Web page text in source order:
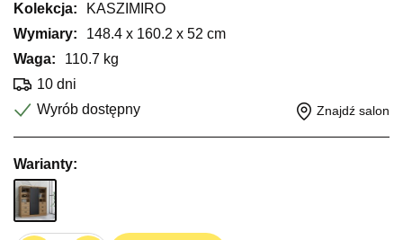
Kolekcja:
KASZIMIRO
Wymiary:
148.4 x 160.2 x 52 cm
Waga:
110.7 kg
10 dni
Wyrób dostępny
Znajdź salon
Warianty: